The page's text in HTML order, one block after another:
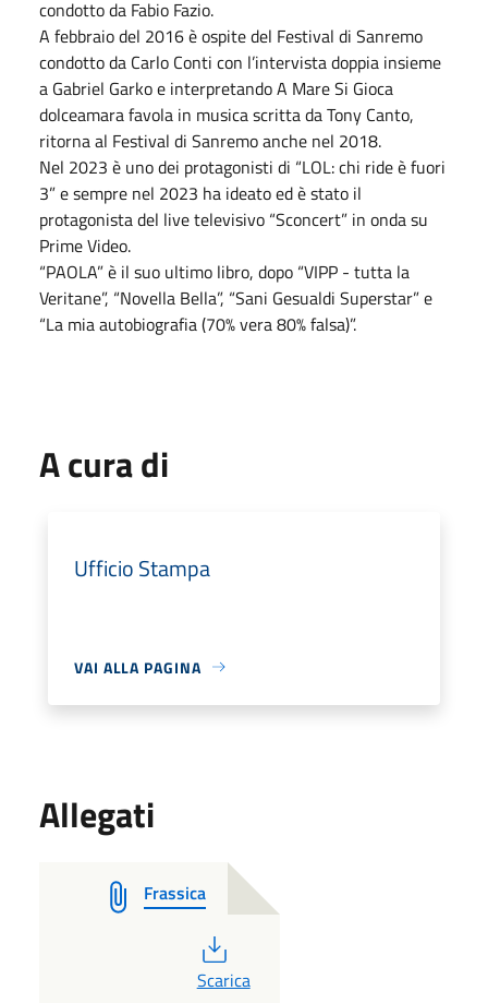
condotto da Fabio Fazio.
A febbraio del 2016 è ospite del Festival di Sanremo
condotto da Carlo Conti con l’intervista doppia insieme
a Gabriel Garko e interpretando A Mare Si Gioca
dolceamara favola in musica scritta da Tony Canto,
ritorna al Festival di Sanremo anche nel 2018.
Nel 2023 è uno dei protagonisti di “LOL: chi ride è fuori
3” e sempre nel 2023 ha ideato ed è stato il
protagonista del live televisivo “Sconcert” in onda su
Prime Video.
“PAOLA” è il suo ultimo libro, dopo “VIPP - tutta la
Veritane”, “Novella Bella”, “Sani Gesualdi Superstar” e
“La mia autobiografia (70% vera 80% falsa)”.
A cura di
Ufficio Stampa
VAI ALLA PAGINA
Allegati
Frassica
PDF
Scarica